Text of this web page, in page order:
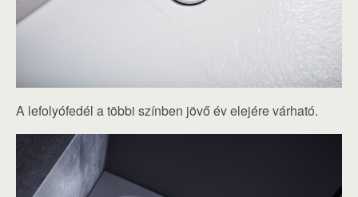
A lefolyófedél a többi színben jövő év elejére várható.